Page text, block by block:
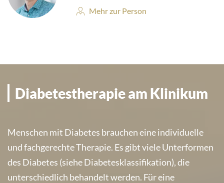
Person
Mehr zur Person
Diabetestherapie am Klinikum
Menschen mit Diabetes brauchen eine individuelle
und fachgerechte Therapie. Es gibt viele Unterformen
des Diabetes (siehe Diabetesklassifikation), die
unterschiedlich behandelt werden. Für eine